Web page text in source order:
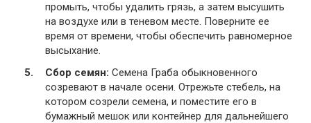
промыть, чтобы удалить грязь, а затем высушить
на воздухе или в теневом месте. Поверните ее
время от времени, чтобы обеспечить равномерное
высыхание.
Сбор семян: Семена Граба обыкновенного
созревают в начале осени. Отрежьте стебель, на
котором созрели семена, и поместите его в
бумажный мешок или контейнер для дальнейшего